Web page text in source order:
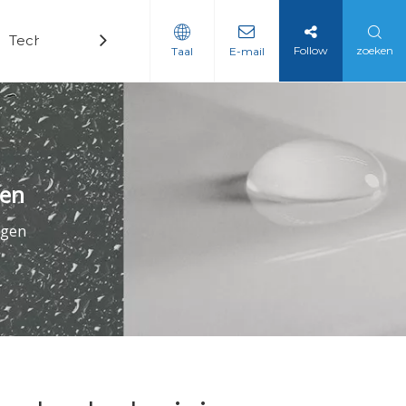
Technologie Nieuws Contact
Taal E-mail Follow zoeken